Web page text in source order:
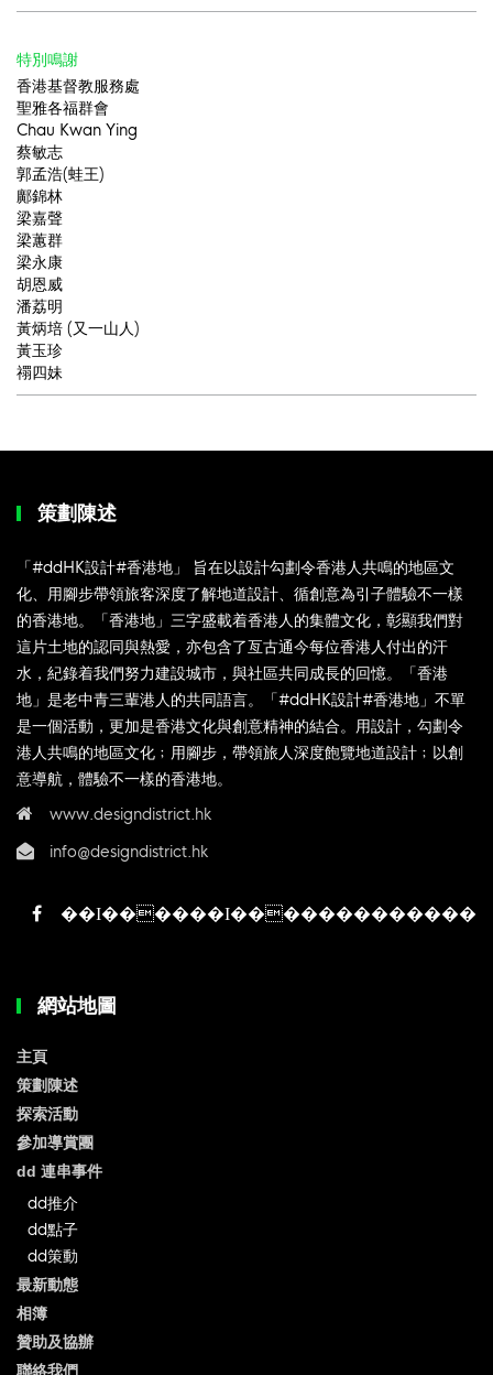
特別鳴謝
香港基督教服務處
聖雅各福群會
Chau Kwan Ying
蔡敏志
郭孟浩(蛙王)
鄺錦林
梁嘉聲
梁蕙群
梁永康
胡恩威
潘荔明
黃炳培 (又一山人)
黃玉珍
禤四妹
策劃陳述
「#ddHK設計#香港地」 旨在以設計勾劃令香港人共鳴的地區文
化、用腳步帶領旅客深度了解地道設計、循創意為引子體驗不一樣
的香港地。「香港地」三字盛載着香港人的集體文化，彰顯我們對
這片土地的認同與熱愛，亦包含了亙古通今每位香港人付出的汗
水，紀錄着我們努力建設城市，與社區共同成長的回憶。「香港
地」是老中青三輩港人的共同語言。「#ddHK設計#香港地」不單
是一個活動，更加是香港文化與創意精神的結合。用設計，勾劃令
港人共鳴的地區文化﹔用腳步，帶領旅人深度飽覽地道設計﹔以創
意導航，體驗不一樣的香港地。
www.designdistrict.hk
info@designdistrict.hk
網站地圖
主頁
策劃陳述
探索活動
參加導賞團
dd 連串事件
dd推介
dd點子
dd策動
最新動態
相簿
贊助及協辦
聯絡我們